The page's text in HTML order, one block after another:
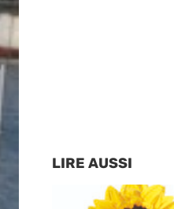
LIRE AUSSI